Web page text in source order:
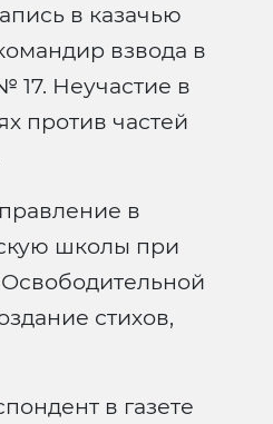
в казачью
взвода в
17. Неучастие в
против частей
в
школы при
стихов,
в газете